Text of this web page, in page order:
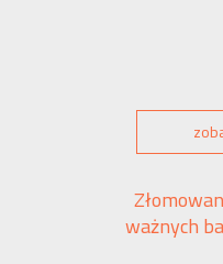
ważnych